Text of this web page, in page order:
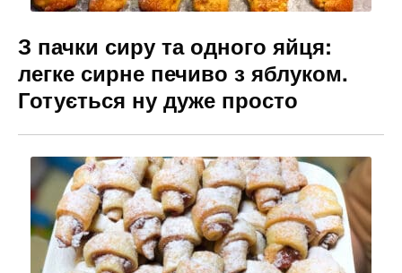
З пачки сиру та одного яйця:
легке сирне печиво з яблуком.
Готується ну дуже просто